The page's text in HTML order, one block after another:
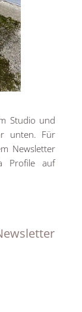
Studio und
unten. Für
Newsletter
Profile auf